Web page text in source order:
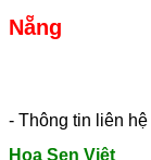
Nẵng
- Thông tin liên hệ
Hoa Sen Việt